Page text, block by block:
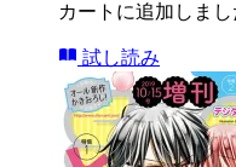
カートに追加しまし
試し読み